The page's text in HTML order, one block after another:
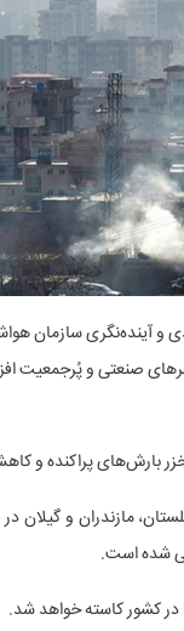
آینده‌نگری سازمان
شهرهای صنعتی و
بارش‌های پراکنده و
مازندران و
شده است.
در کشور کاسته خواهد شد.